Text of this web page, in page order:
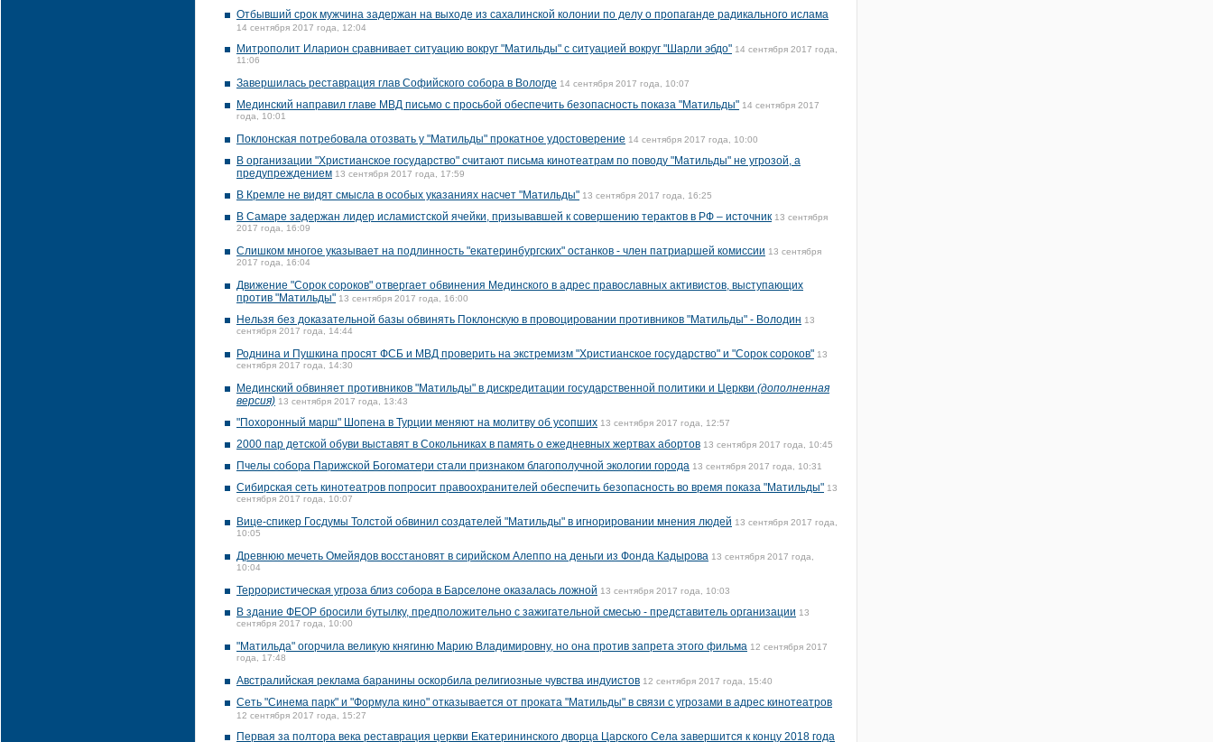
Отбывший срок мужчина задержан на выходе из сахалинской колонии по делу о пропаганде радикального ислама
14 сентября 2017 года, 12:04
Митрополит Иларион сравнивает ситуацию вокруг "Матильды" с ситуацией вокруг "Шарли эбдо" 14 сентября 2017 года,
11:06
Завершилась реставрация глав Софийского собора в Вологде 14 сентября 2017 года, 10:07
Мединский направил главе МВД письмо с просьбой обеспечить безопасность показа "Матильды" 14 сентября 2017
года, 10:01
Поклонская потребовала отозвать у "Матильды" прокатное удостоверение 14 сентября 2017 года, 10:00
В организации "Христианское государство" считают письма кинотеатрам по поводу "Матильды" не угрозой, а
предупреждением 13 сентября 2017 года, 17:59
В Кремле не видят смысла в особых указаниях насчет "Матильды" 13 сентября 2017 года, 16:25
В Самаре задержан лидер исламистской ячейки, призывавшей к совершению терактов в РФ – источник 13 сентября
2017 года, 16:09
Слишком многое указывает на подлинность "екатеринбургских" останков - член патриаршей комиссии 13 сентября
2017 года, 16:04
Движение "Сорок сороков" отвергает обвинения Мединского в адрес православных активистов, выступающих
против "Матильды" 13 сентября 2017 года, 16:00
Нельзя без доказательной базы обвинять Поклонскую в провоцировании противников "Матильды" - Володин 13
сентября 2017 года, 14:44
Роднина и Пушкина просят ФСБ и МВД проверить на экстремизм "Христианское государство" и "Сорок сороков" 13
сентября 2017 года, 14:30
Мединский обвиняет противников "Матильды" в дискредитации государственной политики и Церкви (дополненная
версия) 13 сентября 2017 года, 13:43
"Похоронный марш" Шопена в Турции меняют на молитву об усопших 13 сентября 2017 года, 12:57
2000 пар детской обуви выставят в Сокольниках в память о ежедневных жертвах абортов 13 сентября 2017 года, 10:45
Пчелы собора Парижской Богоматери стали признаком благополучной экологии города 13 сентября 2017 года, 10:31
Сибирская сеть кинотеатров попросит правоохранителей обеспечить безопасность во время показа "Матильды" 13
сентября 2017 года, 10:07
Вице-спикер Госдумы Толстой обвинил создателей "Матильды" в игнорировании мнения людей 13 сентября 2017 года,
10:05
Древнюю мечеть Омейядов восстановят в сирийском Алеппо на деньги из Фонда Кадырова 13 сентября 2017 года,
10:04
Террористическая угроза близ собора в Барселоне оказалась ложной 13 сентября 2017 года, 10:03
В здание ФЕОР бросили бутылку, предположительно с зажигательной смесью - представитель организации 13
сентября 2017 года, 10:00
"Матильда" огорчила великую княгиню Марию Владимировну, но она против запрета этого фильма 12 сентября 2017
года, 17:48
Австралийская реклама баранины оскорбила религиозные чувства индуистов 12 сентября 2017 года, 15:40
Сеть "Синема парк" и "Формула кино" отказывается от проката "Матильды" в связи с угрозами в адрес кинотеатров
12 сентября 2017 года, 15:27
Первая за полтора века реставрация церкви Екатерининского дворца Царского Села завершится к концу 2018 года